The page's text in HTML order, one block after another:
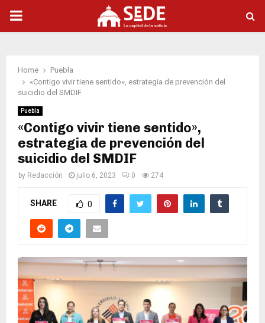
PRIMARY
Home
Puebla
«Contigo vivir tiene sentido», estrategia de prevención del
suicidio del SMDIF
Puebla
«Contigo vivir tiene sentido»,
estrategia de prevención del
suicidio del SMDIF
by Redacción julio 6, 2023 0 274
SHARE 0